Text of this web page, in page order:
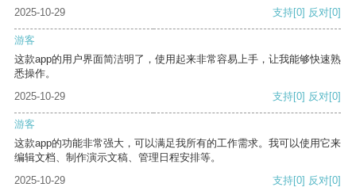
2025-10-29
支持[0] 反对[0]
游客
这款app的用户界面简洁明了，使用起来非常容易上手，让我能够快速熟
悉操作。
2025-10-29
支持[0] 反对[0]
游客
这款app的功能非常强大，可以满足我所有的工作需求。我可以使用它来
编辑文档、制作演示文稿、管理日程安排等。
2025-10-29
支持[0] 反对[0]